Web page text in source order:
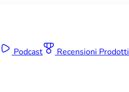
Podcast Recensioni Prodotti